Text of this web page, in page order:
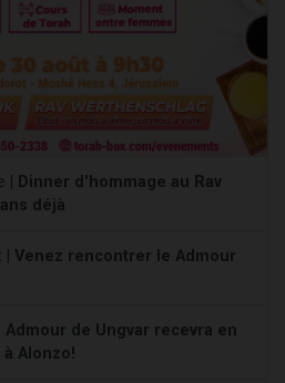
| Dinner d'hommage au Rav
déjà
Venez rencontrer le Admour
Admour de Ungvar recevra en
Alonzo!